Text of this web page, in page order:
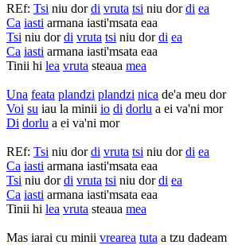
REf: Tsi niu dordi vruta tsi niu dordi ea
Ca iasti armana iasti'msata eaa
Tsi niu dordi vruta tsi niu dordi ea
Ca iasti armana iasti'msata eaa
Tinii hi lea vruta steaua mea
Una feata plandzi plandzi nica de'a meu dor
Voi su iau la minii io di dorlu a ei va'ni mor
Di dorlu a ei va'ni mor
REf: Tsi niu dordi vruta tsi niu dordi ea
Ca iasti armana iasti'msata eaa
Tsi niu dordi vruta tsi niu dordi ea
Ca iasti armana iasti'msata eaa
Tinii hi lea vruta steaua mea
Mas iarai cu minii vrearea tuta a tzu dadeam